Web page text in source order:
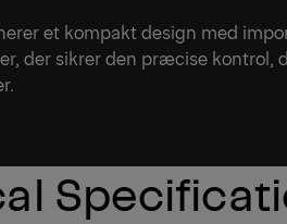
et kompakt design med
der sikrer den præcise kontrol,